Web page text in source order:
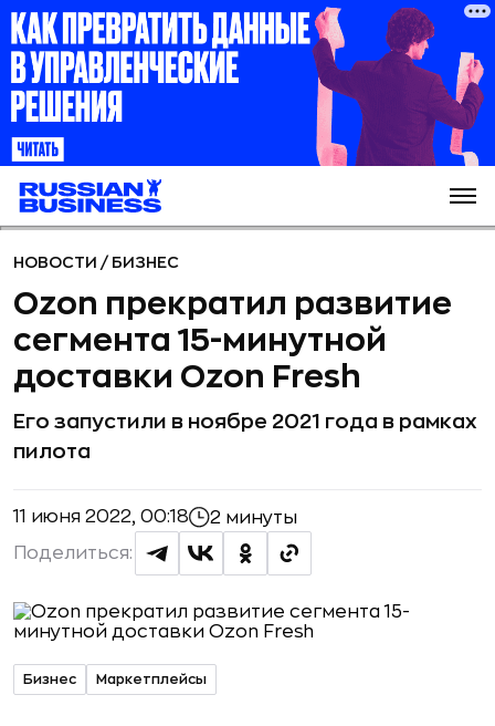
НОВОСТИ / БИЗНЕС
Ozon прекратил развитие
сегмента 15-минутной
доставки Ozon Fresh
Его запустили в ноябре 2021 года в рамках
пилота
11 июня 2022, 00:18 2 минуты
Поделиться:
Бизнес Маркетплейсы